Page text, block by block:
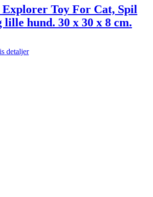
Toy For Cat, Spil
hund. 30 x 30 x 8 cm.
detaljer